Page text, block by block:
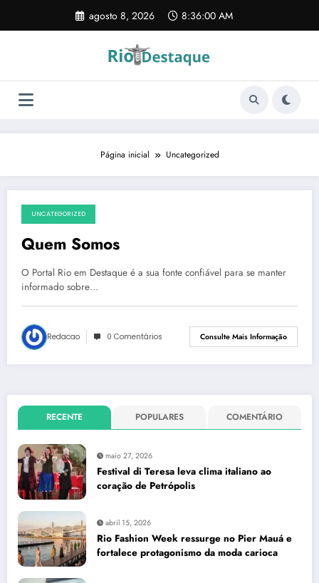
o
agosto 8, 2026 8:36:00 AM
Página inicial Uncategorized
janeiro 7, 2025
UNCATEGORIZED
Quem Somos
O Portal Rio em Destaque é a sua fonte confiável para se manter
informado sobre…
Redacao 0 Comentários Consulte Mais Informação
RECENTE POPULARES COMENTÁRIO
maio 27, 2026
Festival di Teresa leva clima italiano ao
coração de Petrópolis
abril 15, 2026
Rio Fashion Week ressurge no Pier Mauá e
fortalece protagonismo da moda carioca